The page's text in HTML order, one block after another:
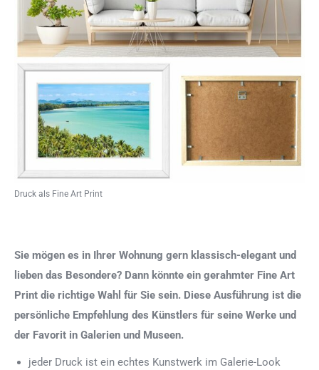
Druck als Fine Art Print
Sie mögen es in Ihrer Wohnung gern klassisch-elegant und
lieben das Besondere? Dann könnte ein gerahmter Fine Art
Print die richtige Wahl für Sie sein. Diese Ausführung ist die
persönliche Empfehlung des Künstlers für seine Werke und
der Favorit in Galerien und Museen.
jeder Druck ist ein echtes Kunstwerk im Galerie-Look